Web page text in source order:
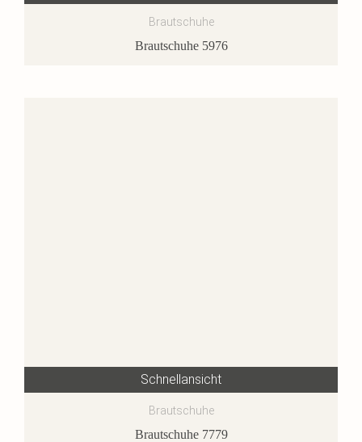
Brautschuhe
Brautschuhe 5976
Schnellansicht
Brautschuhe
Brautschuhe 7779